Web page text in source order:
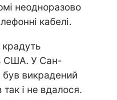
неодноразово
кабелі.
крадуть
США. У Сан-
викрадений
так і не вдалося.